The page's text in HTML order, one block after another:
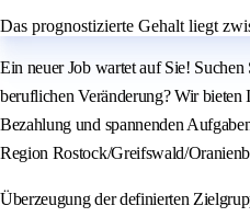
Das prognostizierte Gehalt liegt
Ein neuer Job wartet auf Sie! Suchen
beruflichen Veränderung? Wir bieten
Bezahlung und spannenden
Region Rostock/Greifswald/
Überzeugung der definierten